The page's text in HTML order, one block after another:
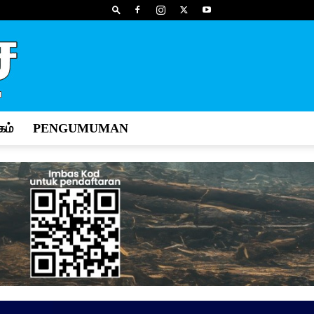
PENGUMUMAN